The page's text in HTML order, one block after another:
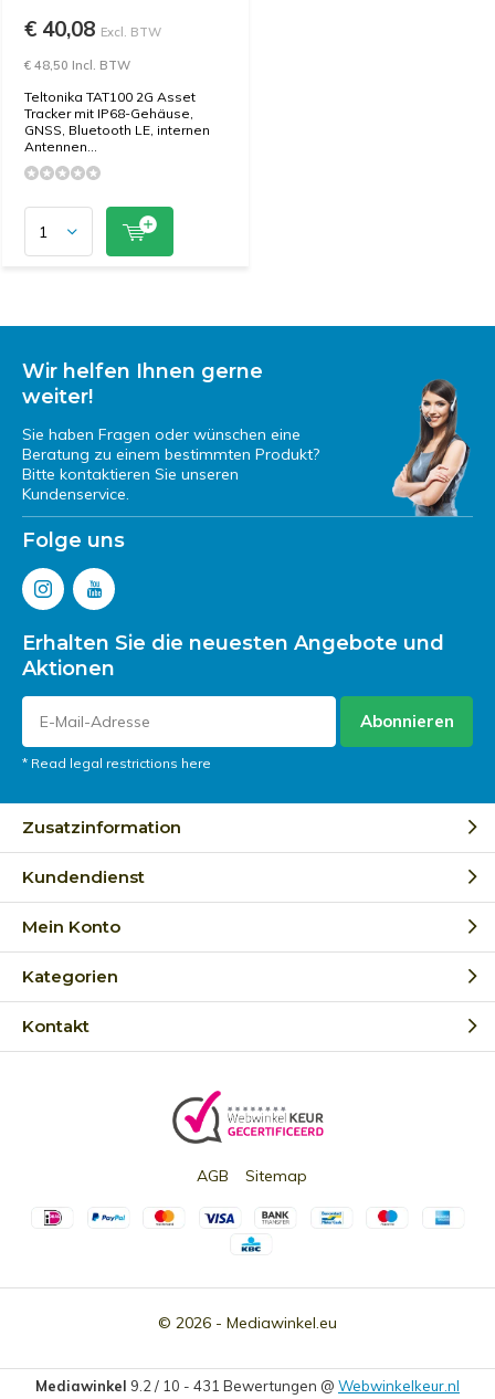
€ 40,08 Excl. BTW
€ 48,50 Incl. BTW
Teltonika TAT100 2G Asset
Tracker mit IP68-Gehäuse,
GNSS, Bluetooth LE, internen
Antennen...
Wir helfen Ihnen gerne
weiter!
Sie haben Fragen oder wünschen eine
Beratung zu einem bestimmten Produkt?
Bitte kontaktieren Sie unseren
Kundenservice.
Folge uns
Erhalten Sie die neuesten Angebote und
Aktionen
Abonnieren
* Read legal restrictions here
Zusatzinformation
Kundendienst
Mein Konto
Kategorien
Kontakt
© 2026 - Mediawinkel.eu
AGB Sitemap
Mediawinkel 9.2 / 10 - 431 Bewertungen @ Webwinkelkeur.nl